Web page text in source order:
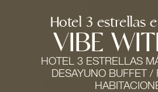
Hotel 3 estrellas
VIBE
HOTEL 3 ESTRELLAS
DESAYUNO BUFFET /